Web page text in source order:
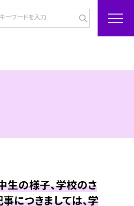
生の様子、学校のさ
につきましては、学